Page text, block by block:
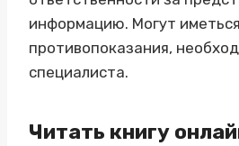
информацию. Могут
противопоказания,
специалиста.
Читать книгу